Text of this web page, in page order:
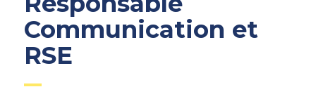
Communication et
RSE